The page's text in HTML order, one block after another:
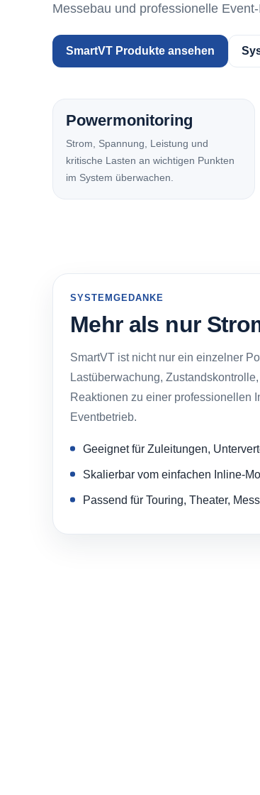
Messebau und professionelle
SmartVT Produkte ansehen
Powermonitoring
Strom, Spannung, Leistung und
kritische Lasten an wichtigen Punkten
im System überwachen.
SYSTEMGEDANKE
Mehr als nur
SmartVT ist nicht nur ein einzelner
Lastüberwachung,
Reaktionen zu einer professionellen
Eventbetrieb.
Geeignet für Zuleitungen,
Skalierbar vom einfachen Inline-
Passend für Touring, Theater,